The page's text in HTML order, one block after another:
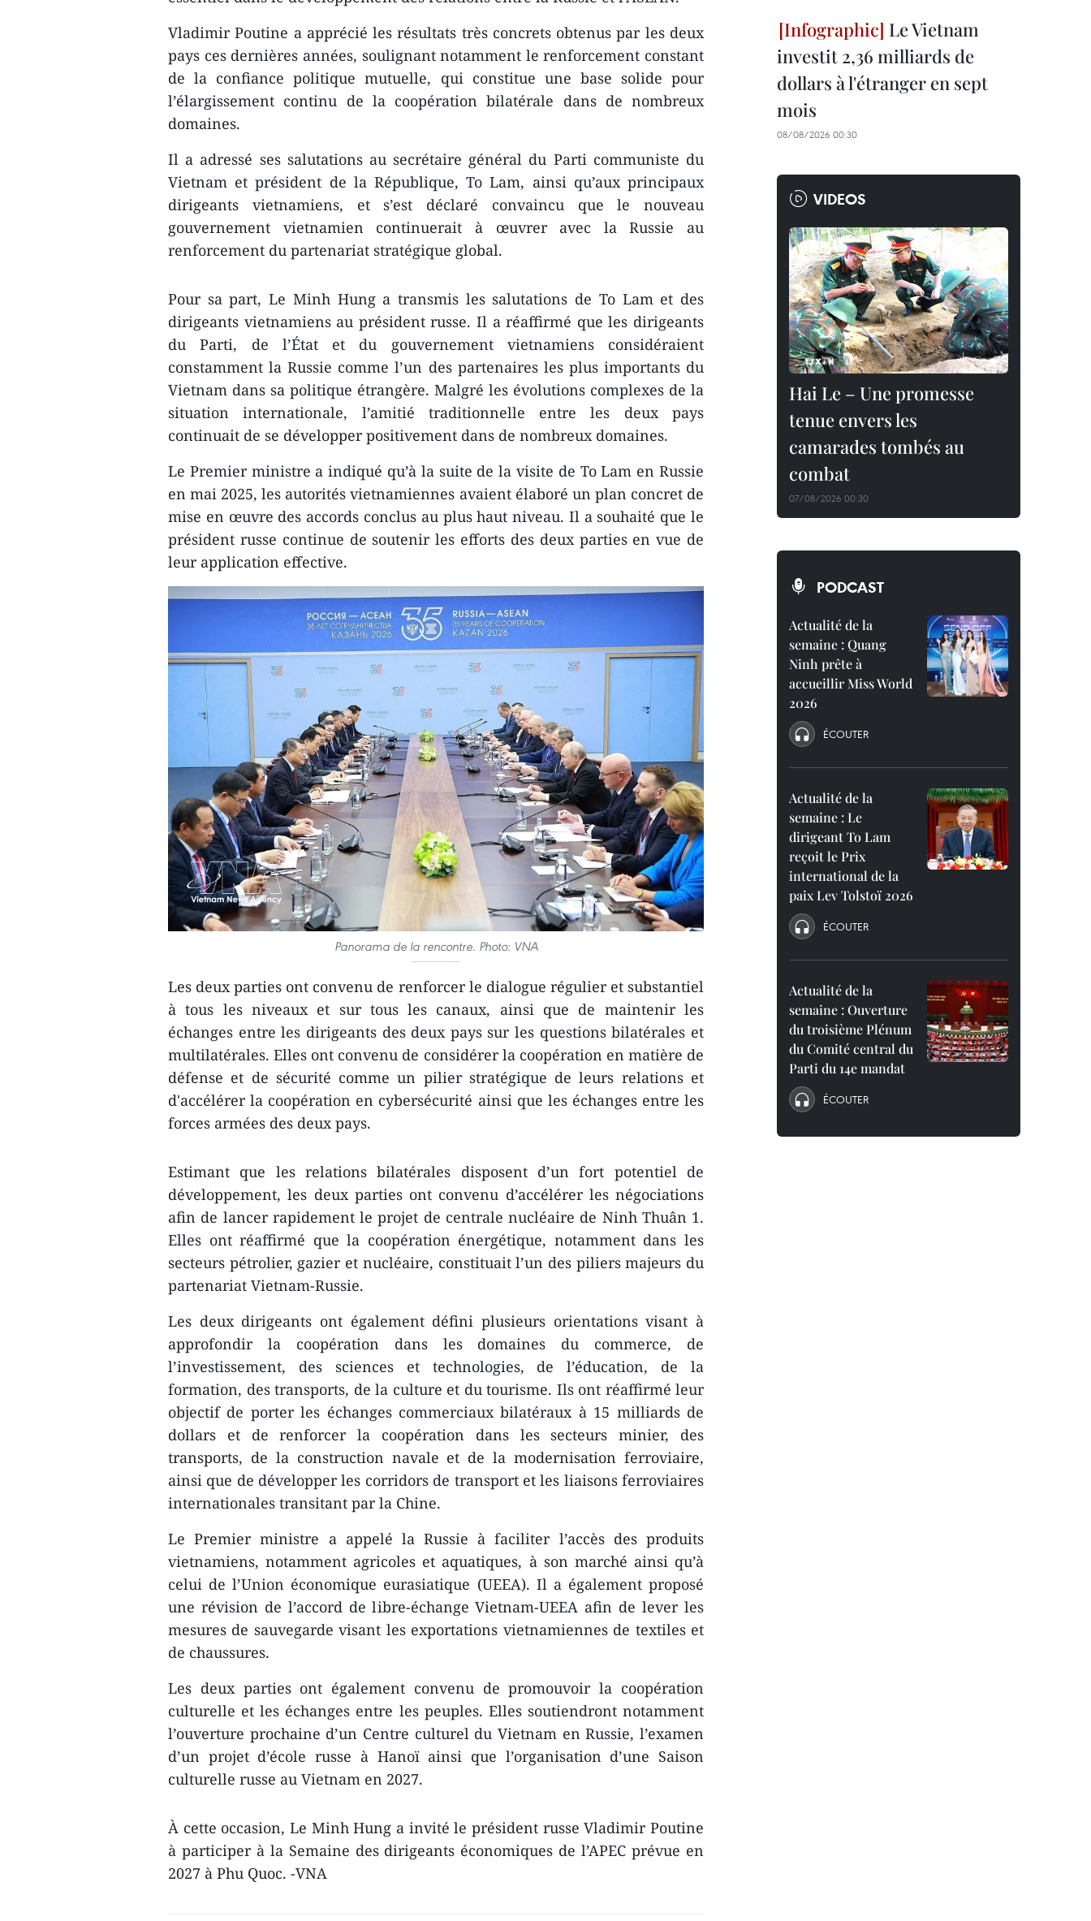
Vladimir Poutine a apprécié les résultats très concrets obtenus par les deux
pays ces dernières années, soulignant notamment le renforcement constant
de la confiance politique mutuelle, qui constitue une base solide pour
l’élargissement continu de la coopération bilatérale dans de nombreux
domaines.
Il a adressé ses salutations au secrétaire général du Parti communiste du
Vietnam et président de la République, To Lam, ainsi qu’aux principaux
dirigeants vietnamiens, et s’est déclaré convaincu que le nouveau
gouvernement vietnamien continuerait à œuvrer avec la Russie au
renforcement du partenariat stratégique global.
Pour sa part, Le Minh Hung a transmis les salutations de To Lam et des
dirigeants vietnamiens au président russe. Il a réaffirmé que les dirigeants
du Parti, de l’État et du gouvernement vietnamiens considéraient
constamment la Russie comme l’un des partenaires les plus importants du
Vietnam dans sa politique étrangère. Malgré les évolutions complexes de la
situation internationale, l’amitié traditionnelle entre les deux pays
continuait de se développer positivement dans de nombreux domaines.
Le Premier ministre a indiqué qu’à la suite de la visite de To Lam en Russie
en mai 2025, les autorités vietnamiennes avaient élaboré un plan concret de
mise en œuvre des accords conclus au plus haut niveau. Il a souhaité que le
président russe continue de soutenir les efforts des deux parties en vue de
leur application effective.
Panorama de la rencontre. Photo: VNA
Les deux parties ont convenu de renforcer le dialogue régulier et substantiel
à tous les niveaux et sur tous les canaux, ainsi que de maintenir les
échanges entre les dirigeants des deux pays sur les questions bilatérales et
multilatérales. Elles ont convenu de considérer la coopération en matière de
défense et de sécurité comme un pilier stratégique de leurs relations et
d'accélérer la coopération en cybersécurité ainsi que les échanges entre les
forces armées des deux pays.
Estimant que les relations bilatérales disposent d’un fort potentiel de
développement, les deux parties ont convenu d’accélérer les négociations
afin de lancer rapidement le projet de centrale nucléaire de Ninh Thuân 1.
Elles ont réaffirmé que la coopération énergétique, notamment dans les
secteurs pétrolier, gazier et nucléaire, constituait l’un des piliers majeurs du
partenariat Vietnam-Russie.
Les deux dirigeants ont également défini plusieurs orientations visant à
approfondir la coopération dans les domaines du commerce, de
l’investissement, des sciences et technologies, de l’éducation, de la
formation, des transports, de la culture et du tourisme. Ils ont réaffirmé leur
objectif de porter les échanges commerciaux bilatéraux à 15 milliards de
dollars et de renforcer la coopération dans les secteurs minier, des
transports, de la construction navale et de la modernisation ferroviaire,
ainsi que de développer les corridors de transport et les liaisons ferroviaires
internationales transitant par la Chine.
Le Premier ministre a appelé la Russie à faciliter l’accès des produits
vietnamiens, notamment agricoles et aquatiques, à son marché ainsi qu’à
celui de l’Union économique eurasiatique (UEEA). Il a également proposé
une révision de l’accord de libre-échange Vietnam-UEEA afin de lever les
mesures de sauvegarde visant les exportations vietnamiennes de textiles et
de chaussures.
Les deux parties ont également convenu de promouvoir la coopération
culturelle et les échanges entre les peuples. Elles soutiendront notamment
l’ouverture prochaine d’un Centre culturel du Vietnam en Russie, l’examen
d’un projet d’école russe à Hanoï ainsi que l’organisation d’une Saison
culturelle russe au Vietnam en 2027.
À cette occasion, Le Minh Hung a invité le président russe Vladimir Poutine
à participer à la Semaine des dirigeants économiques de l’APEC prévue en
2027 à Phu Quoc. -VNA
Le Vietnam
investit 2,36 milliards de
dollars à l'étranger en sept
mois
08/08/2026 00:30
VIDEOS
Hai Le – Une promesse
tenue envers les
camarades tombés au
combat
07/08/2026 00:30
PODCAST
Actualité de la
semaine : Quang
Ninh prête à
accueillir Miss World
2026
ÉCOUTER
Actualité de la
semaine : Le
dirigeant To Lam
reçoit le Prix
international de la
paix Lev Tolstoï 2026
ÉCOUTER
Actualité de la
semaine : Ouverture
du troisième Plénum
du Comité central du
Parti du 14e mandat
ÉCOUTER